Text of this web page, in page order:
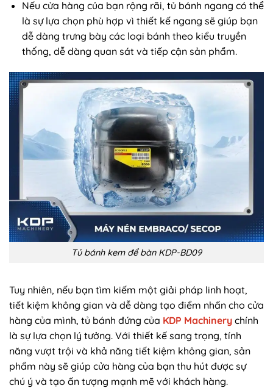
Nếu cửa hàng của bạn rộng rãi, tủ bánh ngang có thể
là sự lựa chọn phù hợp vì thiết kế ngang sẽ giúp bạn
dễ dàng trưng bày các loại bánh theo kiểu truyền
thống, dễ dàng quan sát và tiếp cận sản phẩm.
Tủ bánh kem để bàn KDP-BD09
Tuy nhiên, nếu bạn tìm kiếm một giải pháp linh hoạt,
tiết kiệm không gian và dễ dàng tạo điểm nhấn cho cửa
hàng của mình, tủ bánh đứng của KDP Machinery chính
là sự lựa chọn lý tưởng. Với thiết kế sang trọng, tính
năng vượt trội và khả năng tiết kiệm không gian, sản
phẩm này sẽ giúp cửa hàng của bạn thu hút được sự
chú ý và tạo ấn tượng mạnh mẽ với khách hàng.